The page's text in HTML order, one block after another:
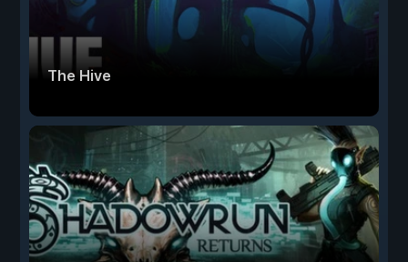
The Hive